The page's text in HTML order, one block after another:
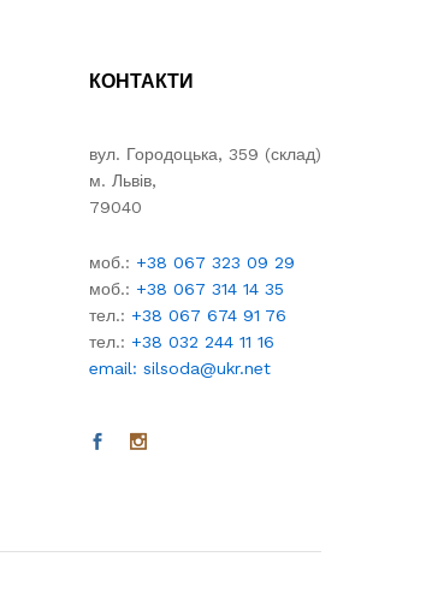
КОНТАКТИ
вул. Городоцька, 359 (склад)
м. Львів,
79040
моб.: +38 067 323 09 29
моб.: +38 067 314 14 35
тел.: +38 067 674 91 76
тел.: +38 032 244 11 16
email: silsoda@ukr.net